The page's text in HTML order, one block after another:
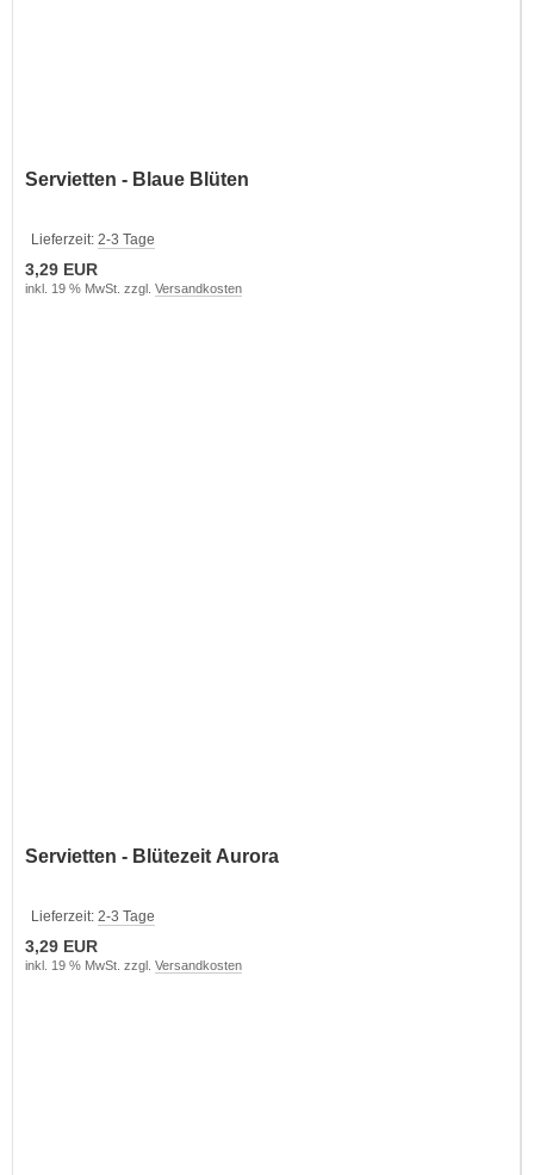
Servietten - Blaue Blüten
Lieferzeit: 2-3 Tage
3,29 EUR
inkl. 19 % MwSt. zzgl. Versandkosten
Servietten - Blütezeit Aurora
Lieferzeit: 2-3 Tage
3,29 EUR
inkl. 19 % MwSt. zzgl. Versandkosten